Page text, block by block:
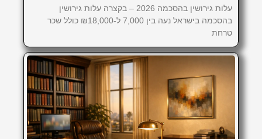
עלות גירושין בהסכמה 2026 – בקצרה עלות גירושין
בהסכמה בישראל נעה בין 7,000 ל-₪18,000 כולל שכר
טרחת